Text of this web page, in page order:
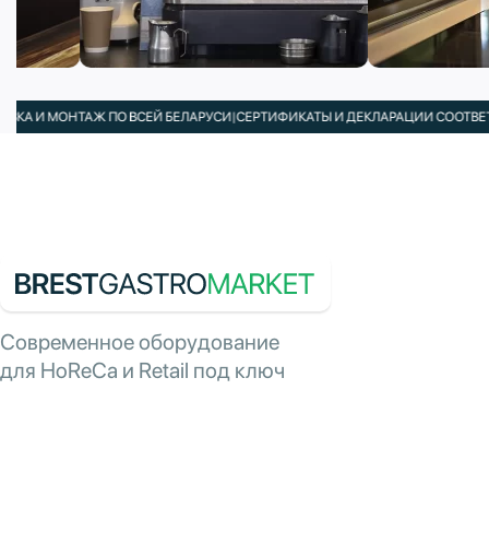
МОНТАЖ ПО ВСЕЙ БЕЛАРУСИ|СЕРТИФИКАТЫ И ДЕКЛАРАЦИИ
Современное оборудование
для HoReCa и Retail под ключ